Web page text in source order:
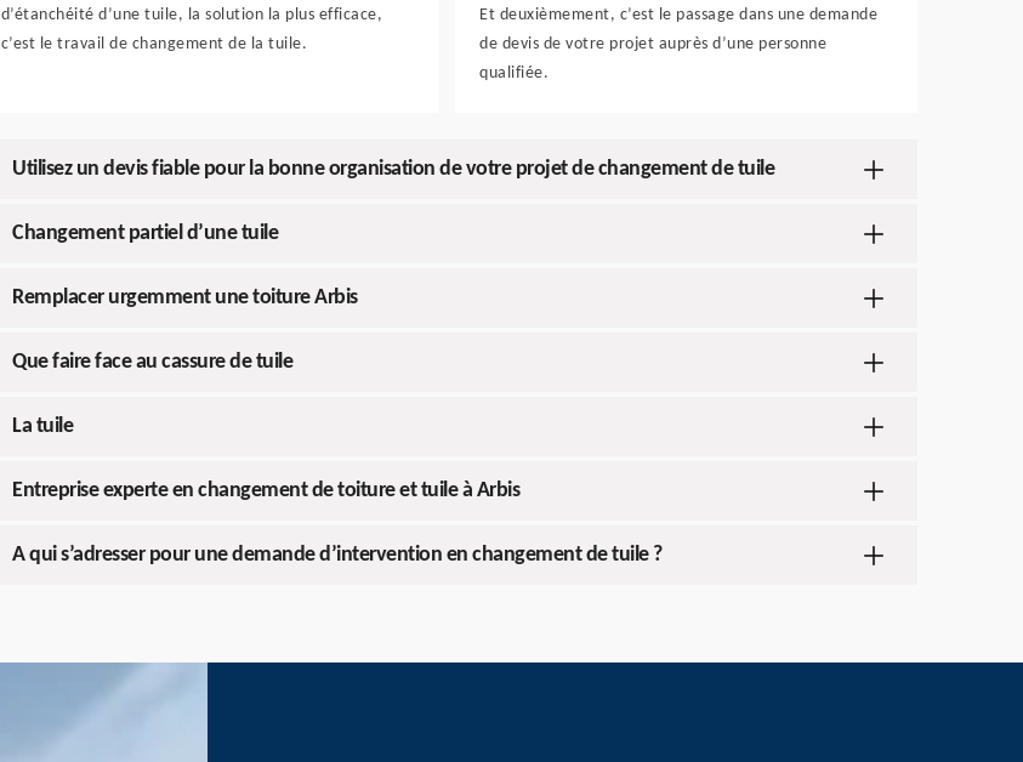
d’étanchéité d’une tuile, la solution la plus efficace,
c’est le travail de changement de la tuile.
Et deuxièmement, c’est le passage dans une demande
de devis de votre projet auprès d’une personne
qualifiée.
Utilisez un devis fiable pour la bonne organisation de votre projet de changement de tuile
Changement partiel d’une tuile
Remplacer urgemment une toiture Arbis
Que faire face au cassure de tuile
La tuile
Entreprise experte en changement de toiture et tuile à Arbis
A qui s’adresser pour une demande d’intervention en changement de tuile ?